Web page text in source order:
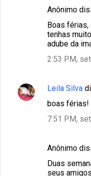
Anônimo
Boas férias,
tenhas
adube da
2:53 PM,
Leila Silva
boas férias!
7:51 PM,
Anônimo
Duas
seus